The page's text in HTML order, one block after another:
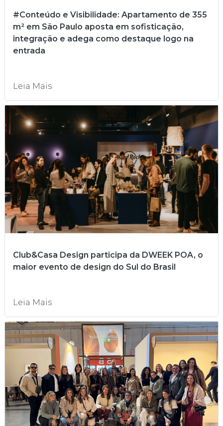
#Conteúdo e Visibilidade: Apartamento de 355
m² em São Paulo aposta em sofisticação,
integração e adega como destaque logo na
entrada
Leia Mais
Club&Casa Design participa da DWEEK POA, o
maior evento de design do Sul do Brasil
Leia Mais